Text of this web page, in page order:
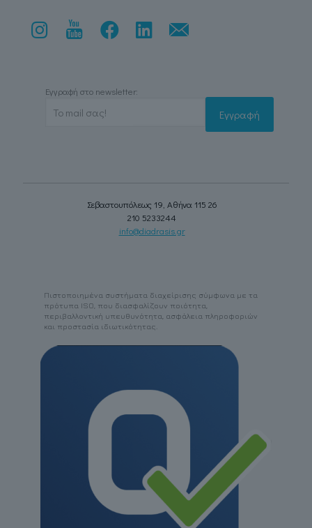
Εγγραφή στο newsletter:
Σεβαστουπόλεως 19, Αθήνα 115 26
210 5233244
info@diadrasis.gr
Πιστοποιημένα συστήματα διαχείρισης σύμφωνα με τα
πρότυπα ISO, που διασφαλίζουν ποιότητα,
περιβαλλοντική υπευθυνότητα, ασφάλεια πληροφοριών
και προστασία ιδιωτικότητας.